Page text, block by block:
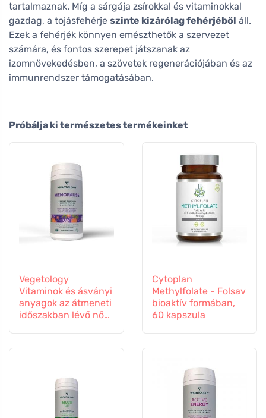
tartalmaznak. Míg a sárgája zsírokkal és vitaminokkal
gazdag, a tojásfehérje szinte kizárólag fehérjéből áll.
Ezek a fehérjék könnyen emészthetők a szervezet
számára, és fontos szerepet játszanak az
izomnövekedésben, a szövetek regenerációjában és az
immunrendszer támogatásában.
Próbálja ki természetes termékeinket
Vegetology
Vitaminok és ásványi
anyagok az átmeneti
időszakban lévő nők
Cytoplan
Methylfolate - Folsav
bioaktív formában,
60 kapszula